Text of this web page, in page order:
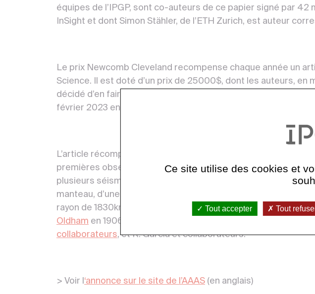
équipes de l’IPGP, sont co-auteurs de ce papier signé par 42
InSight et dont Simon Stähler, de l’ETH Zurich, est auteur
Le prix Newcomb Cleveland recompense chaque année un
Science. Il est doté d’un prix de 25000$, dont les auteurs, en
décidé d’en faire dont à Medecin sans Frontière, suite aux
février 2023 en Turquie.
L’article récompensé, publié le 23 juillet 2021 dans la revue
premières observations des ondes ScS par le capteur VBB
plusieurs séismes martiens. Ces ondes caractérisent la
manteau, d’une discontinuité solide/liquide sous laquelle se
rayon de 1830km±40 km a été mesuré pour cette
Oldham en 1906, et sur la Lune en 2011, de manière
collaborateurs, et R. Garcia et collaborateurs.
> Voir l ‘annonce sur le site de l’AAAS (en anglais)
Ce site utilise des cookies et
Tout accepter Tout